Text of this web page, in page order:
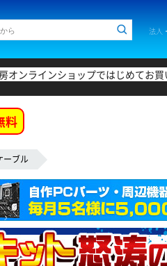
法人
オンラインショップではじめてお
料
ーブル